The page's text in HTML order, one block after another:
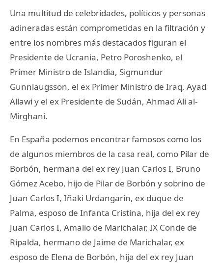
Una multitud de celebridades, políticos y personas
adineradas están comprometidas en la filtración y
entre los nombres más destacados figuran el
Presidente de Ucrania, Petro Poroshenko, el
Primer Ministro de Islandia, Sigmundur
Gunnlaugsson, el ex Primer Ministro de Iraq, Ayad
Allawi y el ex Presidente de Sudán, Ahmad Ali al-
Mirghani.
En España podemos encontrar famosos como los
de algunos miembros de la casa real, como Pilar de
Borbón, hermana del ex rey Juan Carlos I, Bruno
Gómez Acebo, hijo de Pilar de Borbón y sobrino de
Juan Carlos I, Iñaki Urdangarin, ex duque de
Palma, esposo de Infanta Cristina, hija del ex rey
Juan Carlos I, Amalio de Marichalar, IX Conde de
Ripalda, hermano de Jaime de Marichalar, ex
esposo de Elena de Borbón, hija del ex rey Juan